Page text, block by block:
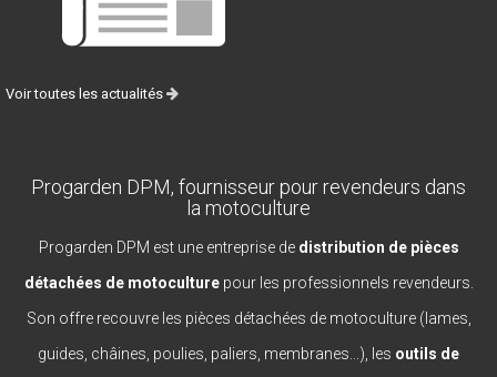
Voir toutes les actualités
Progarden DPM, fournisseur pour revendeurs dans
la motoculture
Progarden DPM est une entreprise de distribution de pièces
détachées de motoculturepour les professionnels revendeurs.
Son offre recouvre les pièces détachées de motoculture (lames,
guides, châines, poulies, paliers, membranes...), les outils de